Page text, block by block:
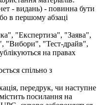
- видань) - повинна бути
в першому абзаці
"Експертиза", "Заява",
"Вибори", "Тест-драйв",
на правах
спільно з
передрук, чи наступне
посилання на